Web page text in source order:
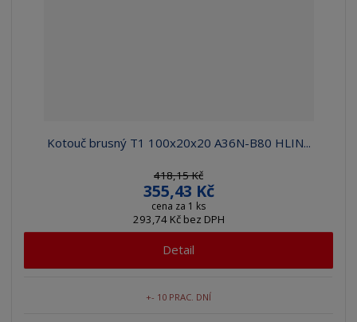
Kotouč brusný T1 100x20x20 A36N-B80 HLIN...
418,15 Kč
355,43 Kč
cena za 1 ks
293,74 Kč bez DPH
Detail
+- 10 PRAC. DNÍ